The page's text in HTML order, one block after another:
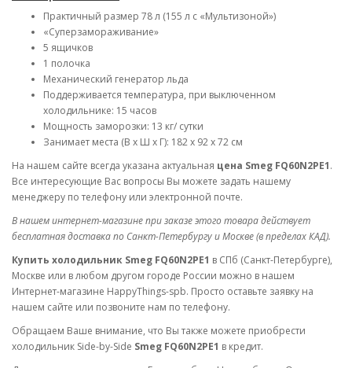
Практичный размер 78 л (155 л с «Мультизоной»)
«Суперзамораживание»
5 ящичков
1 полочка
Механический генератор льда
Поддерживается температура, при выключенном
холодильнике: 15 часов
Мощность заморозки: 13 кг/ сутки
Занимает места (В х Ш х Г): 182 х 92 х 72 см
На нашем сайте всегда указана актуальная цена Smeg FQ60N2PE1.
Все интересующие Вас вопросы Вы можете задать нашему
менеджеру по телефону или электронной почте.
В нашем интернет-магазине при заказе этого товара действует
бесплатная доставка по Санкт-Петербургу и Москве (в пределах КАД).
Купить холодильник Smeg FQ60N2PE1 в СПб (Санкт-Петербурге),
Москве или в любом другом городе России можно в нашем
Интернет-магазине HappyThings-spb. Просто оставьте заявку на
нашем сайте или позвоните нам по телефону.
Обращаем Ваше внимание, что Вы также можете приобрести
холодильник Side-by-Side Smeg FQ60N2PE1 в кредит.